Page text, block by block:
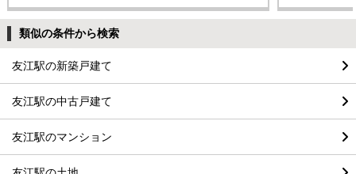
類似の条件から検索
友江駅の新築戸建て
友江駅の中古戸建て
友江駅のマンション